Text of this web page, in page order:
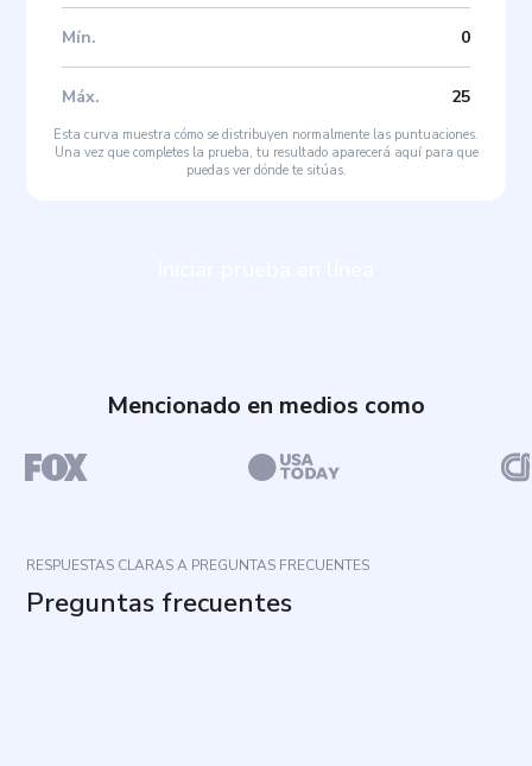
Mín. 0
Máx. 25
Esta curva muestra cómo se distribuyen normalmente las puntuaciones.
Una vez que completes la prueba, tu resultado aparecerá aquí para que
puedas ver dónde te sitúas.
Mencionado en medios como
RESPUESTAS CLARAS A PREGUNTAS FRECUENTES
Preguntas frecuentes